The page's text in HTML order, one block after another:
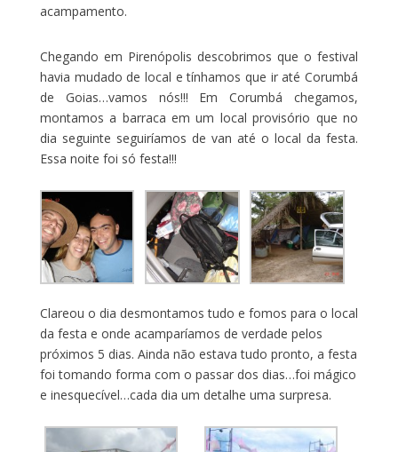
acampamento.
Chegando em Pirenópolis descobrimos que o festival
havia mudado de local e tínhamos que ir até Corumbá
de Goias…vamos nós!!! Em Corumbá chegamos,
montamos a barraca em um local provisório que no
dia seguinte seguiríamos de van até o local da festa.
Essa noite foi só festa!!!
Clareou o dia desmontamos tudo e fomos para o local
da festa e onde acamparíamos de verdade pelos
próximos 5 dias. Ainda não estava tudo pronto, a festa
foi tomando forma com o passar dos dias…foi mágico
e inesquecível…cada dia um detalhe uma surpresa.